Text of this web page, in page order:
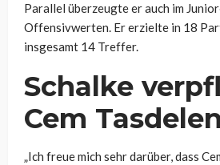
Parallel überzeugte er auch im
Offensivwerten. Er erzielte in 18
insgesamt 14 Treffer.
Schalke
Cem Tasdelen
„Ich freue mich sehr darüber, dass